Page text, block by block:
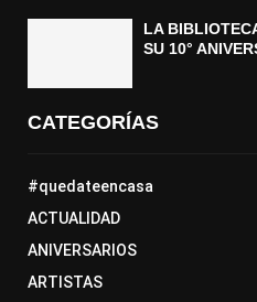
LA
SU 10°
CATEGORÍAS
#quedateencasa
ACTUALIDAD
ANIVERSARIOS
ARTISTAS